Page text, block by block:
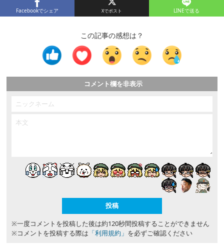
Facebookでシェア LINEで送る
この記事の感想は？
コメント欄を非表示
※一度コメントを投稿した後は約120秒間投稿することができません
※コメントを投稿する際は 「利用規約」 を必ずご確認ください